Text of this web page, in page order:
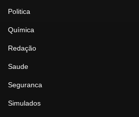
Politica
Química
Redação
Saude
Seguranca
Simulados